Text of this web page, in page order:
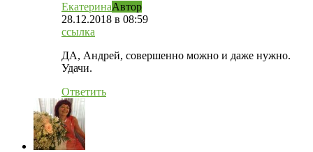
ЕкатеринаАвтор
28.12.2018 в 08:59
ссылка
ДА, Андрей, совершенно можно и даже нужно.
Удачи.
Ответить